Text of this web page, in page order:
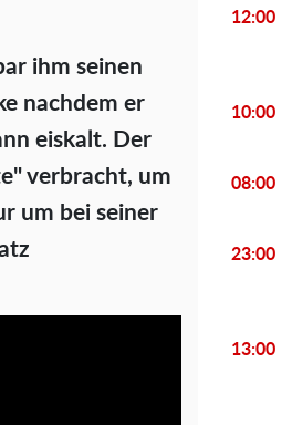
ihm seinen
nachdem er
eiskalt. Der
verbracht, um
um bei seiner
12:00
10:00
08:00
23:00
13:00